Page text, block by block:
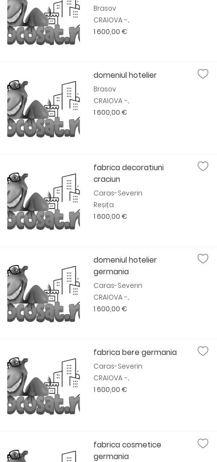
Brasov
CRAIOVA -...
1 600,00 €
domeniul hotelier
Brasov
CRAIOVA -...
1 600,00 €
fabrica decoratiuni
craciun
Caras-Severin
Reșița
1 600,00 €
domeniul hotelier
germania
Caras-Severin
CRAIOVA -...
1 600,00 €
fabrica bere germania
Caras-Severin
CRAIOVA -...
1 600,00 €
fabrica cosmetice
germania